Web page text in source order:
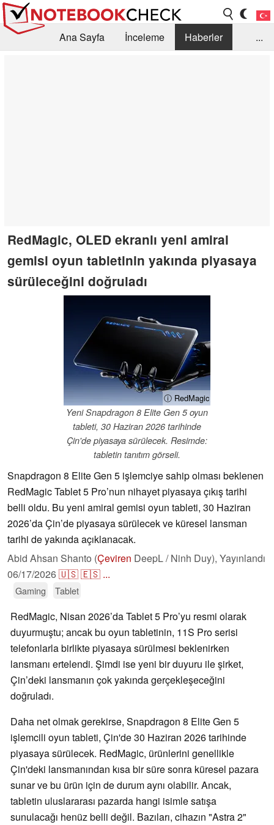
Ana Sayfa İnceleme
Haberler
...
RedMagic, OLED ekranlı yeni amiral
gemisi oyun tabletinin yakında piyasaya
sürüleceğini doğruladı
ⓘ RedMagic
Yeni Snapdragon 8 Elite Gen 5 oyun
tableti, 30 Haziran 2026 tarihinde
Çin'de piyasaya sürülecek. Resimde:
tabletin tanıtım görseli.
Snapdragon 8 Elite Gen 5 işlemciye sahip olması beklenen
RedMagic Tablet 5 Pro’nun nihayet piyasaya çıkış tarihi
belli oldu. Bu yeni amiral gemisi oyun tableti, 30 Haziran
2026’da Çin’de piyasaya sürülecek ve küresel lansman
tarihi de yakında açıklanacak.
Abid Ahsan Shanto (Çeviren DeepL / Ninh Duy), Yayınlandı
06/17/2026🇺🇸🇪🇸 ...
Gaming Tablet
RedMagic, Nisan 2026’da Tablet 5 Pro’yu resmi olarak
duyurmuştu; ancak bu oyun tabletinin, 11S Pro serisi
telefonlarla birlikte piyasaya sürülmesi beklenirken
lansmanı ertelendi. Şimdi ise yeni bir duyuru ile şirket,
Çin’deki lansmanın çok yakında gerçekleşeceğini
doğruladı.
Daha net olmak gerekirse, Snapdragon 8 Elite Gen 5
işlemcili oyun tableti, Çin'de 30 Haziran 2026 tarihinde
piyasaya sürülecek. RedMagic, ürünlerini genellikle
Çin'deki lansmanından kısa bir süre sonra küresel pazara
sunar ve bu ürün için de durum aynı olabilir. Ancak,
tabletin uluslararası pazarda hangi isimle satışa
sunulacağı henüz belli değil. Bazıları, cihazın "Astra 2"